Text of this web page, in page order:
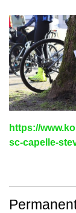
https://
sc-capelle-